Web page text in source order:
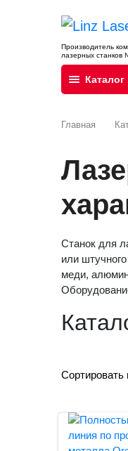
Производитель
лазерных
Главная
Станок для
или
меди,
Сортировать